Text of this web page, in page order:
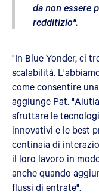
da non essere
redditizio".
"In Blue Yonder, ci
scalabilità.
come consentire
aggiunge Pat.
sfruttare le
innovativi e le best
centinaia di
il loro lavoro in
anche quando
flussi di entrate".